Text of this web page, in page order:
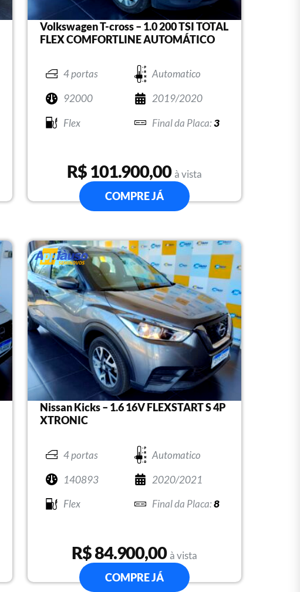
Volkswagen T-cross – 1.0 200 TSI TOTAL
FLEX COMFORTLINE AUTOMÁTICO
4 portas
Automatico
92000
2019/2020
Flex
3
R$ 101.900,00 à vista
COMPRE JÁ
Nissan Kicks – 1.6 16V FLEXSTART S 4P
XTRONIC
4 portas
Automatico
140893
2020/2021
Flex
8
R$ 84.900,00 à vista
COMPRE JÁ